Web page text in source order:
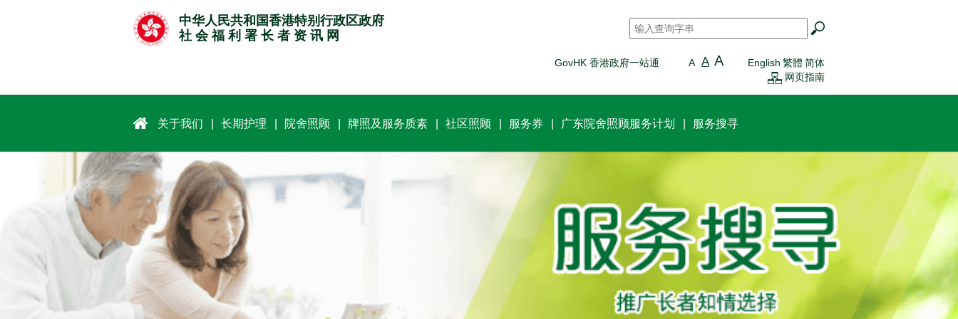
中华人民共和国香港特别行政区政府
社 会 福 利 署 长 者 资 讯 网
搜寻 *
GovHK 香港政府一站通 A A A English 繁體 简体
网页指南
关于我们 长期护理 院舍照顾 牌照及服务质素 社区照顾 服务券 广东院舍照顾服务计划 服务搜寻